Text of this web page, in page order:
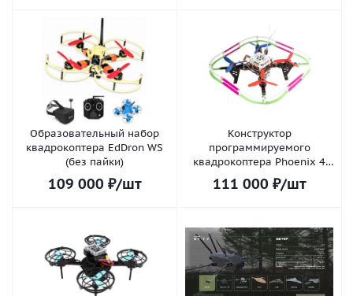
Образовательный набор
квадрокоптера EdDron WS
(без пайки)
109 000 ₽/шт
Конструктор
программируемого
квадрокоптера Phoenix 4
Pro
111 000 ₽/шт